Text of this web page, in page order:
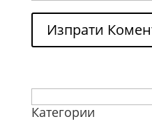
за:
Категории